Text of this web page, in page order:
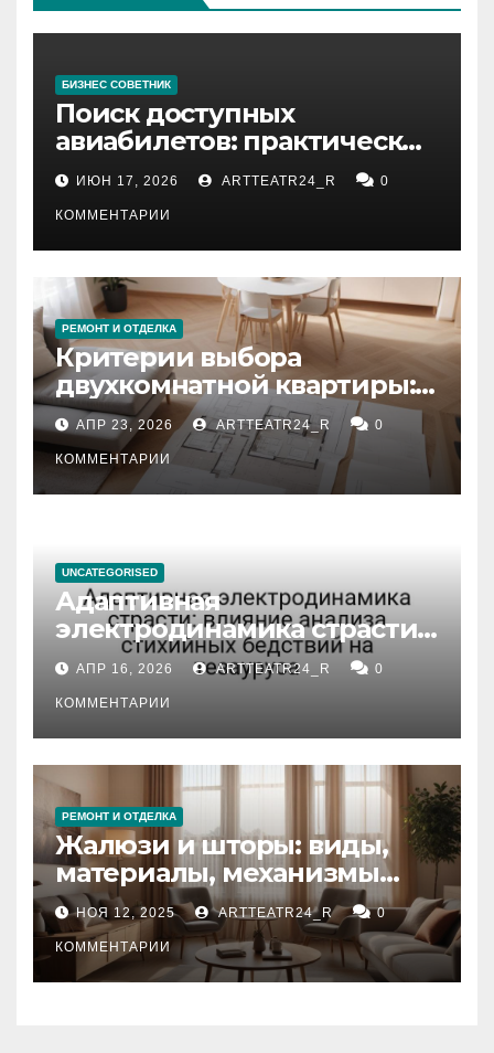
БИЗНЕС СОВЕТНИК
Поиск доступных
авиабилетов: практические
рекомендации
ИЮН 17, 2026 ARTTEATR24_R 0
КОММЕНТАРИИ
РЕМОНТ И ОТДЕЛКА
Критерии выбора
двухкомнатной квартиры:
планировка, площадь,
состояние и документация
АПР 23, 2026 ARTTEATR24_R 0
КОММЕНТАРИИ
UNCATEGORISED
Адаптивная
электродинамика страсти:
влияние анализа
стихийных бедствий на
тезауруса
АПР 16, 2026 ARTTEATR24_R 0
КОММЕНТАРИИ
РЕМОНТ И ОТДЕЛКА
Жалюзи и шторы: виды,
материалы, механизмы
управления и уход
НОЯ 12, 2025 ARTTEATR24_R 0
КОММЕНТАРИИ